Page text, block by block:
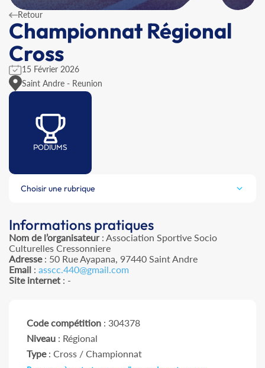
Retour
Championnat Régional
Cross
15 Février 2026
Saint Andre - Reunion
PODIUMS
Choisir une rubrique
Informations pratiques
Nom de l’organisateur: Association Sportive Socio
Culturelles Cressonniere
Adresse: 50 Rue Ayapana, 97440 Saint Andre
Email : asscc.440@gmail.com
Site internet : -
Code compétition : 304378
Niveau : Régional
Type: Cross / Championnat